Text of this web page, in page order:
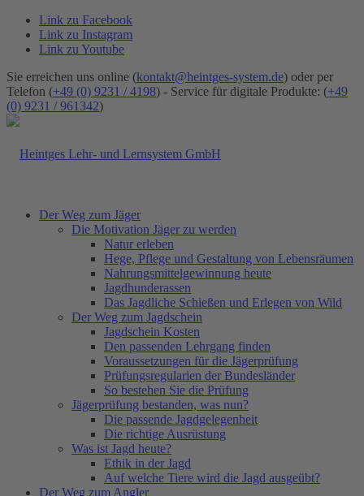
Link zu Facebook
Link zu Instagram
Link zu Youtube
Sie erreichen uns online (kontakt@heintges-system.de) oder per
Telefon (+49 (0) 9231 / 4198) - Service für digitale Produkte: (+49
(0) 9231 / 961342)
Der Weg zum Jäger
Die Motivation Jäger zu werden
Natur erleben
Hege, Pflege und Gestaltung von Lebensräumen
Nahrungsmittelgewinnung heute
Jagdhunderassen
Das Jagdliche Schießen und Erlegen von Wild
Der Weg zum Jagdschein
Jagdschein Kosten
Den passenden Lehrgang finden
Voraussetzungen für die Jägerprüfung
Prüfungsregularien der Bundesländer
So bestehen Sie die Prüfung
Jägerprüfung bestanden, was nun?
Die passende Jagdgelegenheit
Die richtige Ausrüstung
Was ist Jagd heute?
Ethik in der Jagd
Auf welche Tiere wird die Jagd ausgeübt?
Der Weg zum Angler